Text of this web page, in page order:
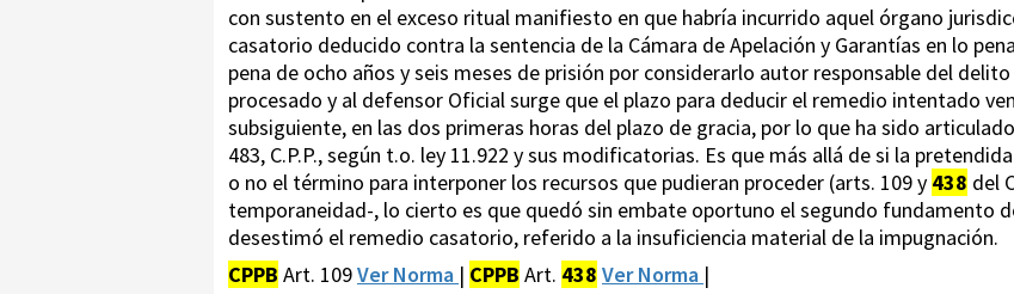
con sustento en el exceso ritual manifiesto en que habría incurrido aquel órgano
casatorio deducido contra la sentencia de la Cámara de Apelación y Garantías en lo
pena de ocho años y seis meses de prisión por considerarlo autor responsable del
procesado y al defensor Oficial surge que el plazo para deducir el remedio intentado
subsiguiente, en las dos primeras horas del plazo de gracia, por lo que ha sido
483, C.P.P., según t.o. ley 11.922 y sus modificatorias. Es que más allá de si la
o no el término para interponer los recursos que pudieran proceder (arts. 109 y 438 del
temporaneidad-, lo cierto es que quedó sin embate oportuno el segundo fundamento
desestimó el remedio casatorio, referido a la insuficiencia material de la impugnación.
CPPB Art. 109Ver Norma | CPPB Art. 438 Ver Norma |